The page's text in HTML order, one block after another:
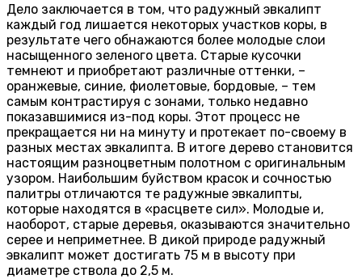
Дело заключается в том, что радужный эвкалипт
каждый год лишается некоторых участков коры, в
результате чего обнажаются более молодые слои
насыщенного зеленого цвета. Старые кусочки
темнеют и приобретают различные оттенки, –
оранжевые, синие, фиолетовые, бордовые, – тем
самым контрастируя с зонами, только недавно
показавшимися из-под коры. Этот процесс не
прекращается ни на минуту и протекает по-своему в
разных местах эвкалипта. В итоге дерево становится
настоящим разноцветным полотном с оригинальным
узором. Наибольшим буйством красок и сочностью
палитры отличаются те радужные эвкалипты,
которые находятся в «расцвете сил». Молодые и,
наоборот, старые деревья, оказываются значительно
серее и неприметнее. В дикой природе радужный
эвкалипт может достигать 75 м в высоту при
диаметре ствола до 2,5 м.